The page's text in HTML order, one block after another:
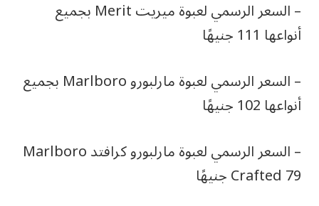
– السعر الرسمي لعبوة ميريت Merit بجميع
أنواعها 111 جنيهًا
– السعر الرسمي لعبوة مارلبورو Marlboro بجميع
أنواعها 102 جنيهًا
– السعر الرسمي لعبوة مارلبورو كرافتد Marlboro
Crafted 79 جنيهًا